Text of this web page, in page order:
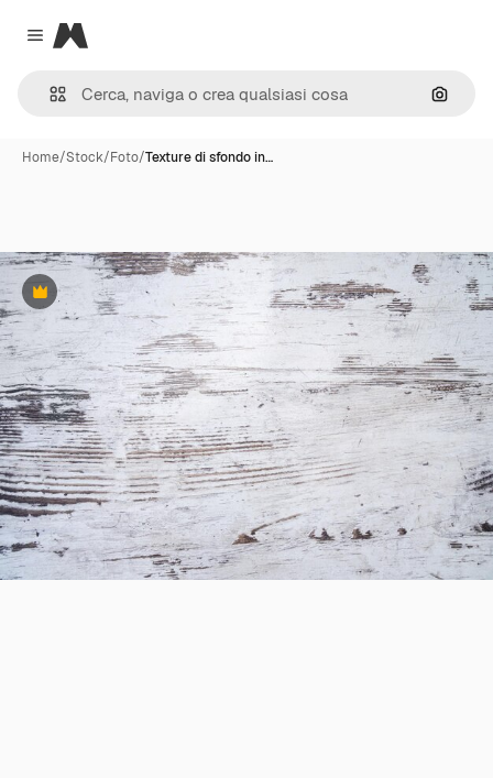
Close menu
Magnific
Cerca
Home/Stock/Foto/Texture di sfondo in…
Premium